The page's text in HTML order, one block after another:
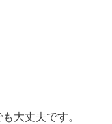
大丈夫です。